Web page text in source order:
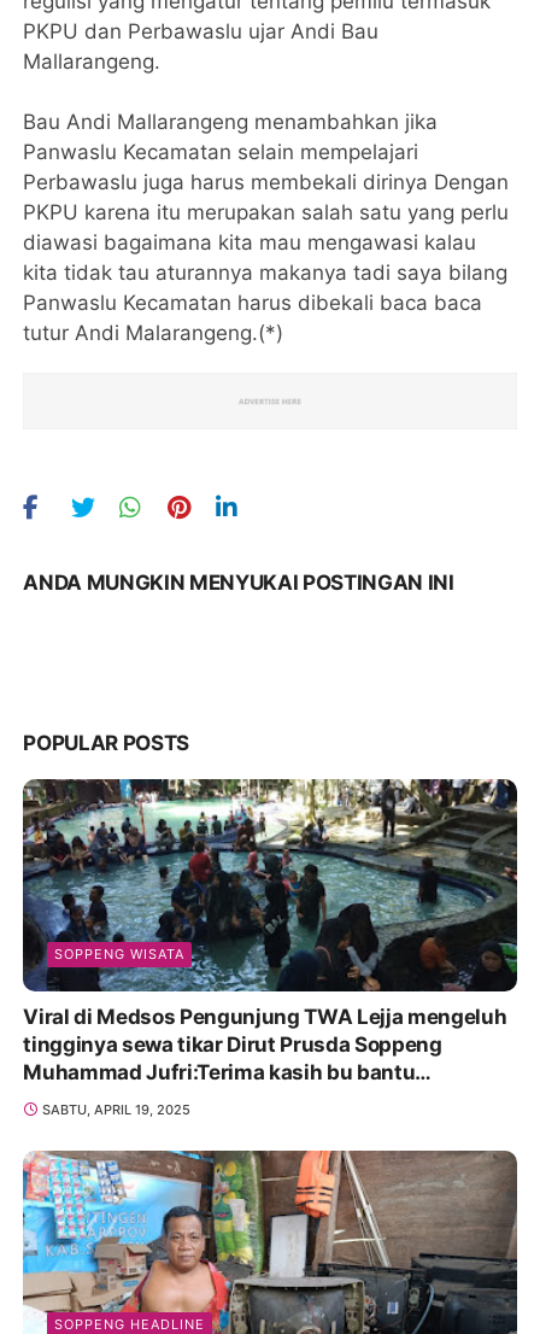
PKPU dan Perbawaslu ujar Andi Bau
Mallarangeng.
Bau Andi Mallarangeng menambahkan jika
Panwaslu Kecamatan selain mempelajari
Perbawaslu juga harus membekali dirinya Dengan
PKPU karena itu merupakan salah satu yang perlu
diawasi bagaimana kita mau mengawasi kalau
kita tidak tau aturannya makanya tadi saya bilang
Panwaslu Kecamatan harus dibekali baca baca
tutur Andi Malarangeng.(*)
ANDA MUNGKIN MENYUKAI POSTINGAN INI
POPULAR POSTS
SOPPENG WISATA
Viral di Medsos Pengunjung TWA Lejja mengeluh
tingginya sewa tikar Dirut Prusda Soppeng
Muhammad Jufri:Terima kasih bu bantu
Promosikan
SABTU, APRIL 19, 2025
SOPPENG HEADLINE